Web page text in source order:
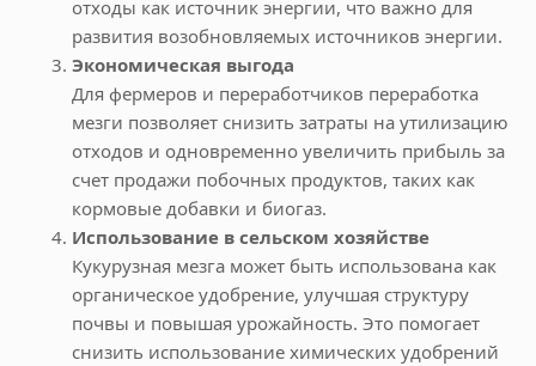
отходы как источник энергии, что важно для
развития возобновляемых источников энергии.
Экономическая выгода
Для фермеров и переработчиков переработка
мезги позволяет снизить затраты на утилизацию
отходов и одновременно увеличить прибыль за
счет продажи побочных продуктов, таких как
кормовые добавки и биогаз.
Использование в сельском хозяйстве
Кукурузная мезга может быть использована как
органическое удобрение, улучшая структуру
почвы и повышая урожайность. Это помогает
снизить использование химических удобрений